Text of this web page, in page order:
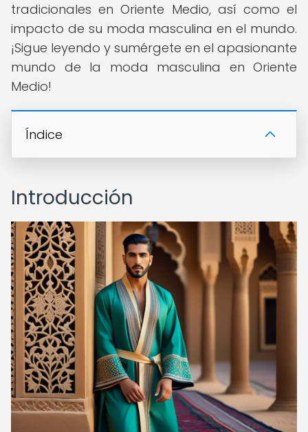
tradicionales en Oriente Medio, así como el
impacto de su moda masculina en el mundo.
¡Sigue leyendo y sumérgete en el apasionante
mundo de la moda masculina en Oriente
Medio!
Índice
Introducción